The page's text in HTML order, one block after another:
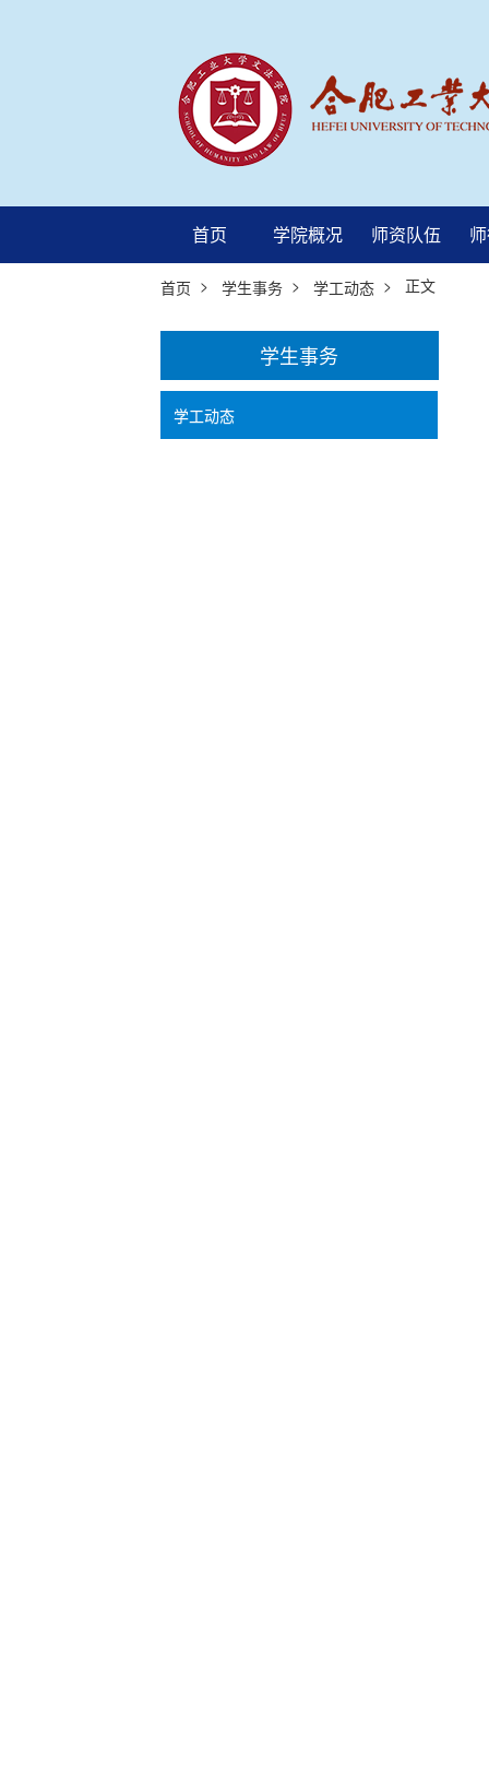
首页 学院概况 师资队伍
首页 > 学生事务> 学工动态> 正文
学生事务
学工动态